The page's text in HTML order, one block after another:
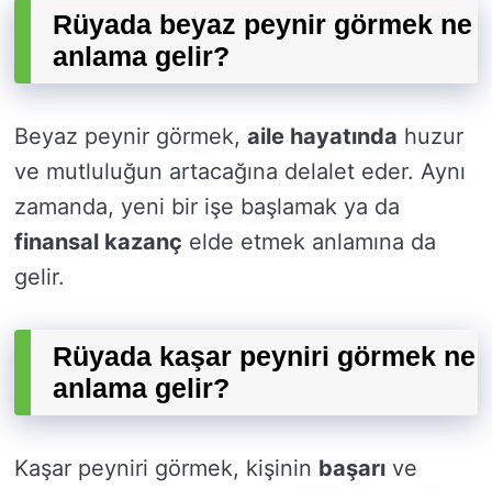
Rüyada beyaz peynir görmek ne
anlama gelir?
Beyaz peynir görmek, aile hayatında huzur
ve mutluluğun artacağına delalet eder. Aynı
zamanda, yeni bir işe başlamak ya da
finansal kazanç elde etmek anlamına da
gelir.
Rüyada kaşar peyniri görmek ne
anlama gelir?
Kaşar peyniri görmek, kişinin başarı ve